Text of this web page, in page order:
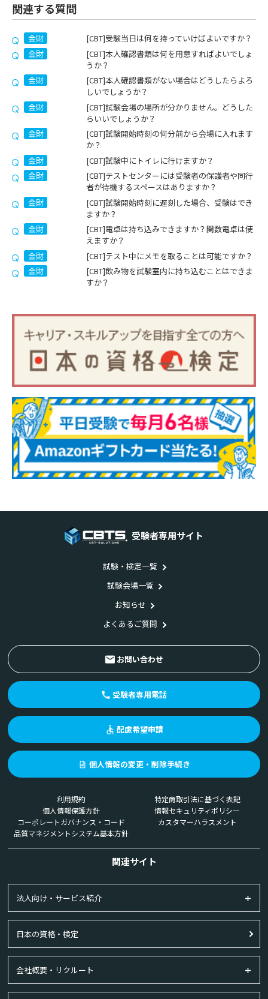
関連する質問
金財
[CBT]受験当日は何を持っていけばよいですか？
金財
[CBT]本人確認書類は何を用意すればよいでしょ
うか？
金財
[CBT]本人確認書類がない場合はどうしたらよろ
しいでしょうか？
金財
[CBT]試験会場の場所が分かりません。どうした
らいいでしょうか？
金財
[CBT]試験開始時刻の何分前から会場に入れます
か？
金財
[CBT]試験中にトイレに行けますか？
金財
[CBT]テストセンターには受験者の保護者や同行
者が待機するスペースはありますか？
金財
[CBT]試験開始時刻に遅刻した場合、受験はでき
ますか？
金財
[CBT]電卓は持ち込みできますか？関数電卓は使
えますか？
金財
[CBT]テスト中にメモを取ることは可能ですか？
金財
[CBT]飲み物を試験室内に持ち込むことはできま
すか？
受験者専用サイト
試験・検定一覧
試験会場一覧
お知らせ
よくあるご質問
お問い合わせ
受験者専用電話
配慮希望申請
個人情報の変更・削除手続き
利用規約
特定商取引法に基づく表記
個人情報保護方針
情報セキュリティポリシー
コーポレートガバナンス・コード
カスタマーハラスメント
品質マネジメントシステム基本方針
関連サイト
法人向け・サービス紹介
日本の資格・検定
会社概要・リクルート